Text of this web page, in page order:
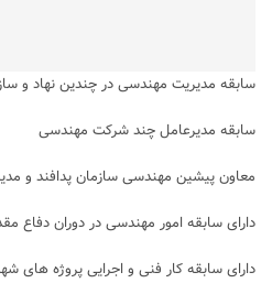
سابقه مدیریت مهندسی در چندین نهاد و
سابقه مدیرعامل چند شرکت مهندسی
معاون پیشین مهندسی سازمان پدافند و
دارای سابقه امور مهندسی در دوران دفاع
دارای سابقه کار فنی و اجرایی پروژه های